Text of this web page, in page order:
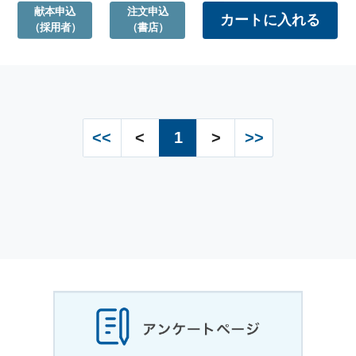
献本申込
（採用者）
注文申込
（書店）
<< < 1 > >>